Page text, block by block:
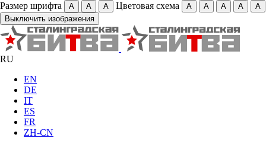
Размер шрифта А А А Цветовая схема А А А А
А
Выключить изображения
RU
EN
DE
IT
ES
FR
ZH-CN